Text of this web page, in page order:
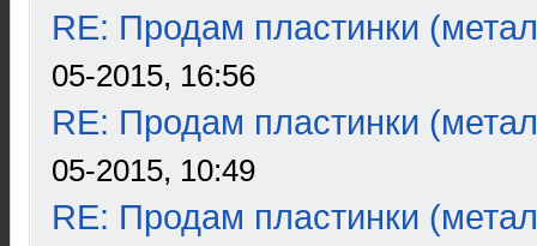
RE: Продам пластинки
05-2015, 16:56
RE: Продам пластинки
05-2015, 10:49
RE: Продам пластинки